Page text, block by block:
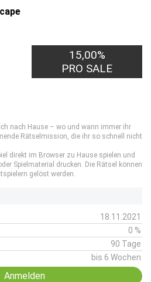
15,00%
PRO SALE
nach Hause – wo und wann immer ihr
Rätselmission, die ihr so schnell nicht
direkt im Browser zu Hause spielen und
Spielmaterial drucken. Die Rätsel können
gelöst werden.
18.11.2021
0 %
90 Tage
bis 6 Wochen
Anmelden